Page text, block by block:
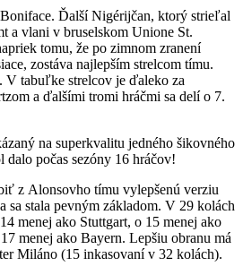
Ďalší Nigérijčan, ktorý strieľal
a vlani v bruselskom Unione St.
tomu, že po zimnom zranení
zostáva najlepším strelcom tímu.
V tabuľke strelcov je ďaleko za
a ďalšími tromi hráčmi sa delí o 7.
na superkvalitu jedného šikovného
počas sezóny 16 hráčov!
z Alonsovho tímu vylepšenú verziu
sa stala pevným základom. V 29 kolách
menej ako Stuttgart, o 15 menej ako
menej ako Bayern. Lepšiu obranu má
Miláno (15 inkasovaní v 32 kolách).